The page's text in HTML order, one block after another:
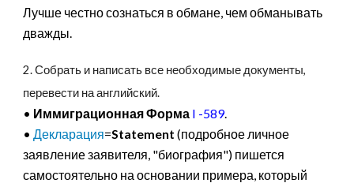
Лучше честно сознаться в обмане, чем обманывать
дважды.
2. Собрать и написать все необходимые документы,
перевести на английский.
• Иммиграционная Форма I -589.
•Декларация=Statement (подробное личное
заявление заявителя, "биография") пишется
самостоятельно на основании примера, который